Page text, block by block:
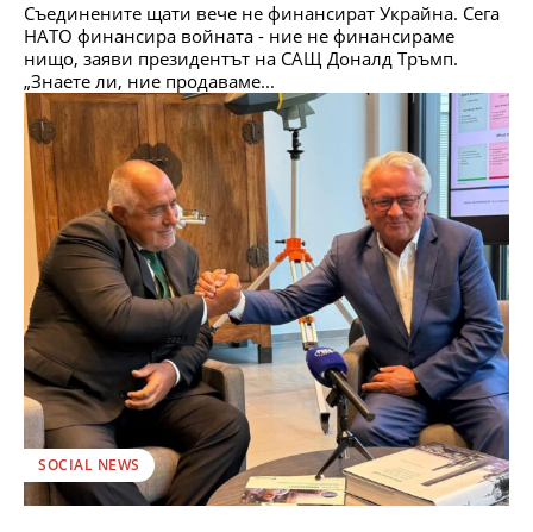
Съединените щати вече не финансират Украйна. Сега
НАТО финансира войната - ние не финансираме
нищо, заяви президентът на САЩ Доналд Тръмп.
„Знаете ли, ние продаваме...
SOCIAL NEWS